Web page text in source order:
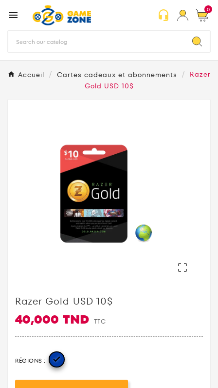
 headset_mic 0
Accueil Cartes cadeaux et abonnements
Razer
Gold USD 10$

Razer Gold USD 10$
40,000 TND TTC
RÉGIONS : 